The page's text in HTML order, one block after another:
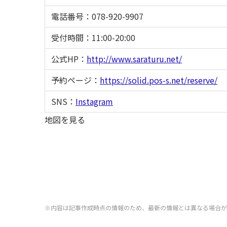
電話番号：078-920-9907
受付時間：11:00-20:00
公式HP： http://www.saraturu.net/
予約ページ： https://solid.pos-s.net/reserve/
SNS： Instagram
地図を見る
※内容は記事作成時点の情報のため、最新の情報とは異なる場合